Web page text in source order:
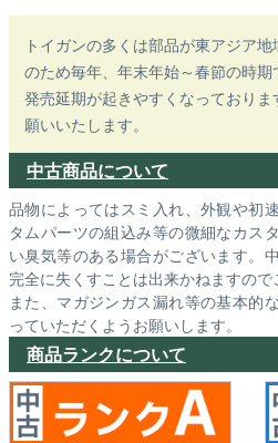
トイガンの多くは部品が東アジア
のため毎年、年末年始～春節の時
発売延期が起きやすくなっており
願いいたします。
中古商品について
品物によってはスミ入れ、外観や初
タムパーツの組込み等の微細なカス
い臭気等のある場合がございます。
完全に失くすことは出来かねますので
また、マガジンガス漏れ等の基本的
っていただくようお願いします。
商品ランクについて